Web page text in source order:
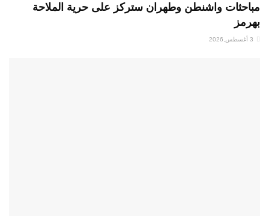
مباحثات واشنطن وطهران ستركز على حرية الملاحة
بهرمز